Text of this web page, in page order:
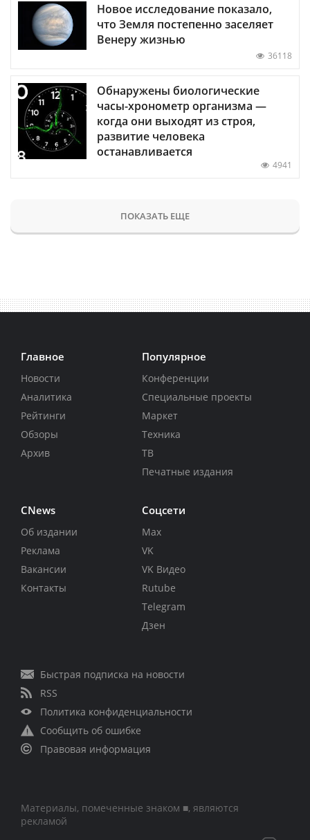
Новое исследование показало,
что Земля постепенно заселяет
Венеру жизнью
36118
Обнаружены биологические
часы-хронометр организма —
когда они выходят из строя,
развитие человека
останавливается
4941
ПОКАЗАТЬ ЕЩЕ
Главное
Новости
Аналитика
Рейтинги
Обзоры
Архив
Популярное
Конференции
Специальные проекты
Маркет
Техника
ТВ
Печатные издания
CNews
Об издании
Реклама
Вакансии
Контакты
Соцсети
Max
VK
VK Видео
Rutube
Telegram
Дзен
Быстрая подписка на новости
RSS
Политика конфиденциальности
Сообщить об ошибке
Правовая информация
Материалы, помеченные знаком ■, являются
рекламой